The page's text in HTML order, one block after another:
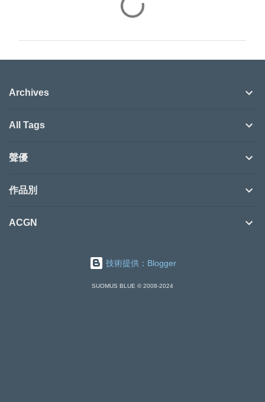
Archives
All Tags
聲優
作品別
ACGN
技術提供：Blogger
SUOMUS BLUE © 2008-2024